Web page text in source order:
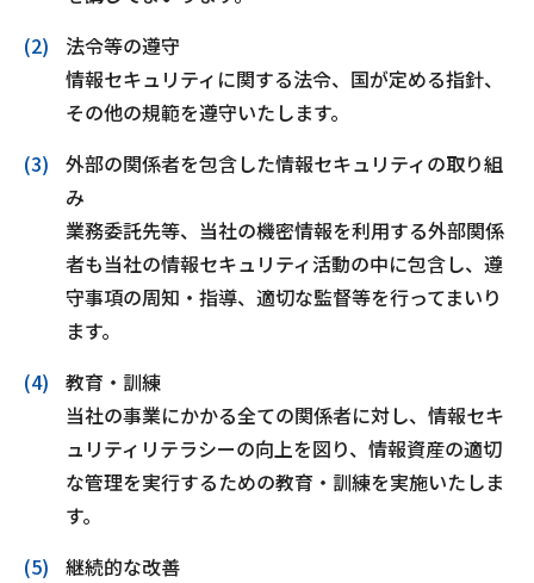
ウェブサイトのご利用について
放送基準
安全・安心マーク
安全・安心ガイド
放送番組審議会議事録
情報セキュリティ基本方針
ご利用約款・重要事項説明書
プライバシーポリシー
広告掲載のご案内
法令等の遵守
情報セキュリティに関する法令、国が定める指針、
その他の規範を遵守いたします。
外部の関係者を包含した情報セキュリティの取り組
み
業務委託先等、当社の機密情報を利⽤する外部関係
者も当社の情報セキュリティ活動の中に包含し、遵
守事項の周知・指導、適切な監督等を⾏ってまいり
ます。
教育・訓練
当社の事業にかかる全ての関係者に対し、情報セキ
ュリティリテラシーの向上を図り、情報資産の適切
な管理を実⾏するための教育・訓練を実施いたしま
す。
継続的な改善